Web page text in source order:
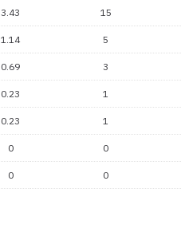
3.43 15
1.14 5
0.69 3
0.23 1
0.23 1
0 0
0 0